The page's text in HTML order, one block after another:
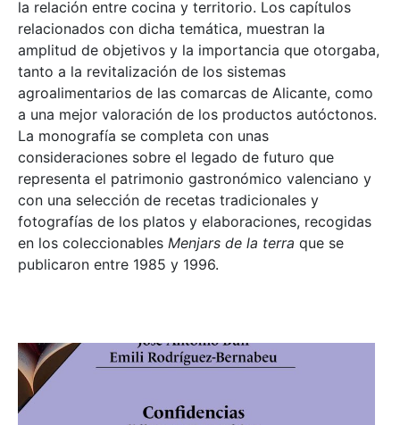
la relación entre cocina y territorio. Los capítulos
relacionados con dicha temática, muestran la
amplitud de objetivos y la importancia que otorgaba,
tanto a la revitalización de los sistemas
agroalimentarios de las comarcas de Alicante, como
a una mejor valoración de los productos autóctonos.
La monografía se completa con unas
consideraciones sobre el legado de futuro que
representa el patrimonio gastronómico valenciano y
con una selección de recetas tradicionales y
fotografías de los platos y elaboraciones, recogidas
en los coleccionables Menjars de la terra que se
publicaron entre 1985 y 1996.